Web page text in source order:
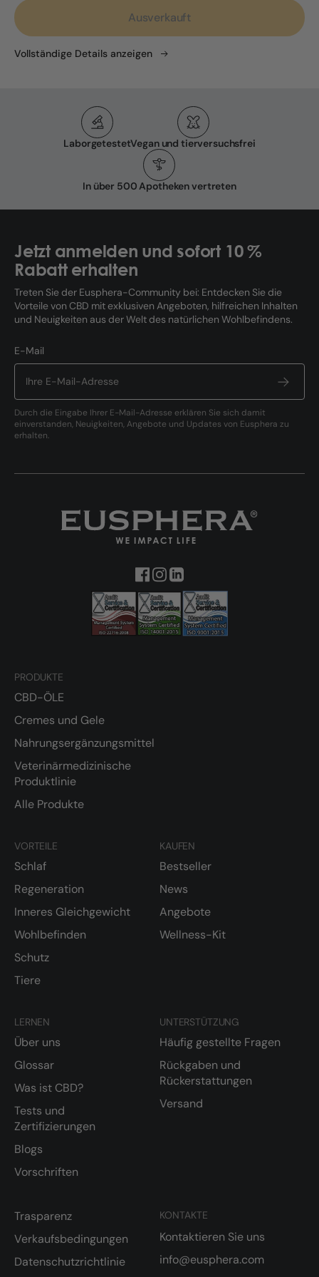
Ausverkauft
Vollständige Details anzeigen
LaborgetestetVegan und tierversuchsfrei
In über 500 Apotheken vertreten
Jetzt anmelden und sofort 10 %
Rabatt erhalten
Treten Sie der Eusphera-Community bei: Entdecken Sie die
Vorteile von CBD mit exklusiven Angeboten, hilfreichen Inhalten
und Neuigkeiten aus der Welt des natürlichen Wohlbefindens.
E-Mail
Durch die Eingabe Ihrer E-Mail-Adresse erklären Sie sich damit
einverstanden, Neuigkeiten, Angebote und Updates von Eusphera zu
erhalten.
PRODUKTE
CBD-ÖLE
Cremes und Gele
Nahrungsergänzungsmittel
Veterinärmedizinische
Produktlinie
Alle Produkte
VORTEILE
Schlaf
Regeneration
Inneres Gleichgewicht
Wohlbefinden
Schutz
Tiere
KAUFEN
Bestseller
News
Angebote
Wellness-Kit
LERNEN
Über uns
Glossar
Was ist CBD?
Tests und
Zertifizierungen
Blogs
Vorschriften
KONTAKTE
Kontaktieren Sie uns
info@eusphera.com
UNTERSTÜTZUNG
Häufig gestellte Fragen
Rückgaben und
Rückerstattungen
Versand
Trasparenz
Verkaufsbedingungen
Datenschutzrichtlinie